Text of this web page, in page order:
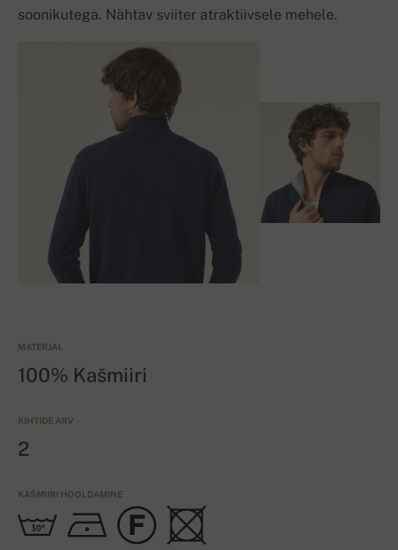
soonikutega. Nähtav sviiter atraktiivsele mehele.
MATERJAL
100% Kašmiiri
KIHTIDE ARV
2
KAŠMIIRI HOOLDAMINE